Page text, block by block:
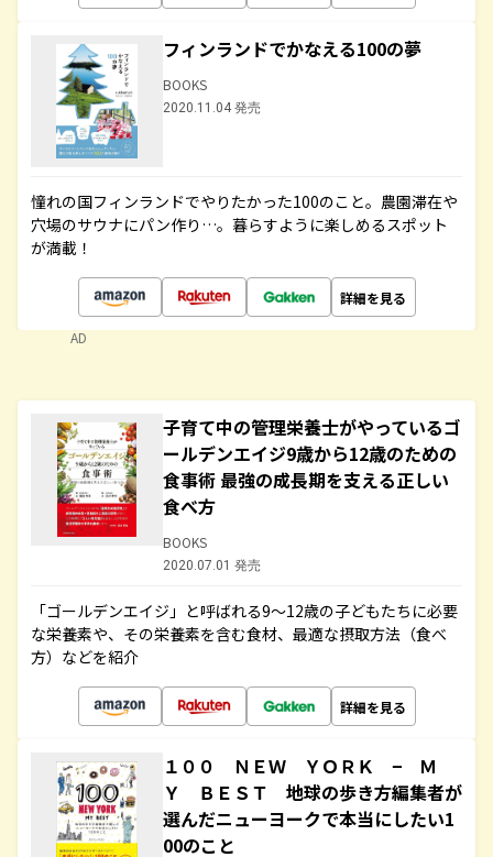
フィンランドでかなえる100の夢
BOOKS
2020.11.04 発売
憧れの国フィンランドでやりたかった100のこと。農園滞在や
穴場のサウナにパン作り…。暮らすように楽しめるスポット
が満載！
詳細を見る
AD
子育て中の管理栄養士がやっているゴ
ールデンエイジ9歳から12歳のための
食事術 最強の成長期を支える正しい
食べ方
BOOKS
2020.07.01 発売
「ゴールデンエイジ」と呼ばれる9～12歳の子どもたちに必要
な栄養素や、その栄養素を含む食材、最適な摂取方法（食べ
方）などを紹介
詳細を見る
１００ ＮＥＷ ＹＯＲＫ − Ｍ
Ｙ ＢＥＳＴ 地球の歩き方編集者が
選んだニューヨークで本当にしたい1
00のこと